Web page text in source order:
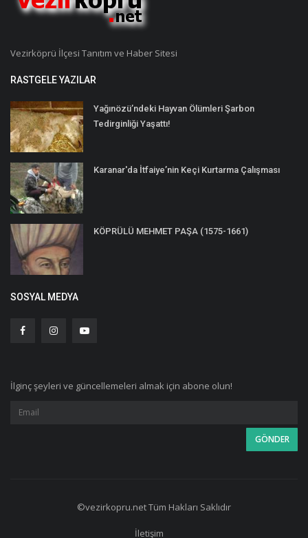
Vezirköprü İlçesi Tanıtım ve Haber Sitesi
RASTGELE YAZILAR
Yağınözü’ndeki Hayvan Ölümleri Şarbon
Tedirginliği Yaşattı!
Karanar'da İtfaiye’nin Keçi Kurtarma Çalışması
KÖPRÜLÜ MEHMET PAŞA (1575-1661)
SOSYAL MEDYA
İlginç şeyleri ve güncellemeleri almak için abone olun!
©vezirkopru.net Tüm Hakları Saklıdır
İletişim